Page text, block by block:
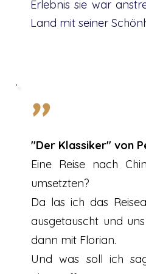
Erlebnis sie war
Land mit seiner
"Der Klassiker" von
Eine Reise nach
umsetzten?
Da las ich das
ausgetauscht und
dann mit Florian.
Und was soll ich
"